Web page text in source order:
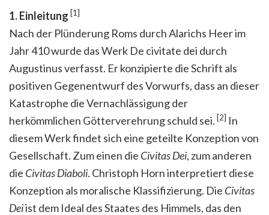
1. Einleitung [1]
Nach der Plünderung Roms durch Alarichs Heer im
Jahr 410 wurde das Werk De civitate dei durch
Augustinus verfasst. Er konzipierte die Schrift als
positiven Gegenentwurf des Vorwurfs, dass an dieser
Katastrophe die Vernachlässigung der
herkömmlichen Götterverehrung schuld sei. [2] In
diesem Werk findet sich eine geteilte Konzeption von
Gesellschaft. Zum einen die Civitas Dei, zum anderen
die Civitas Diaboli. Christoph Horn interpretiert diese
Konzeption als moralische Klassifizierung. Die Civitas
Deiist dem Ideal des Staates des Himmels, das den